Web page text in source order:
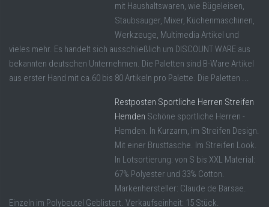
mit Haushaltswaren, wie Bügeleisen,
Staubsauger, Mixer, Küchenmaschinen,
Werkzeuge, Multimedia Artikel und
vieles mehr. Es handelt sich ausschließlich um DISCOUNT WARE aus
bekannten deutschen Unternehmen. Die Paletten sind B-Ware Artikel
aus erster Hand mit ca.60 bis 80 Artikeln pro Palette. Die Paletten ...
Restposten Sportliche Herren Streifen
Hemden Schöne sportliche Herren -
Hemden. In Kurzarm, im Streifen Design.
Mit einer Brusttasche. Im Streifen Look.
In Lotsortierung: von S bis XXL Material:
67% Polyester und 33% Cotton.
Markenhersteller: Claude de Barsae.
Einzeln im Polybeutel Geblistert. Verkaufseinheit: 15 Stück.